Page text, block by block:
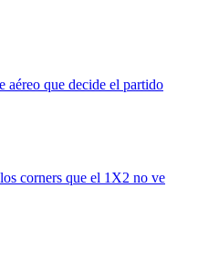
aéreo que decide el partido
corners que el 1X2 no ve